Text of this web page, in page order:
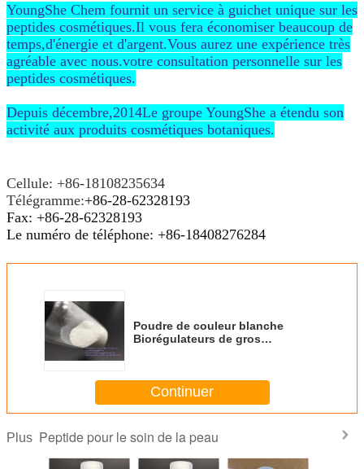
YoungShe Chem fournit un service à guichet unique sur les
peptides cosmétiques.Il vous fera économiser beaucoup de
temps,d'énergie et d'argent.Vous aurez une expérience très
agréable avec nous.votre consultation personnelle sur les
peptides cosmétiques.
Depuis décembre,2014Le groupe YoungShe a étendu son
activité aux produits cosmétiques botaniques.
Cellule: +86-18108235634
Télégramme:+86-28-62328193
Fax: +86-28-62328193
Le numéro de téléphone: +86-18408276284
Poudre de couleur blanche
Biorégulateurs de gros
Continuer
Plus Peptide pour le soin de la peau